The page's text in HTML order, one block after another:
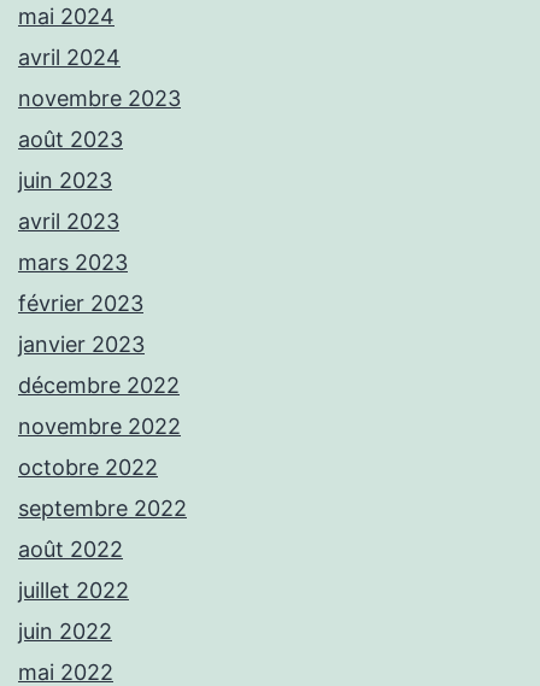
mai 2024
avril 2024
novembre 2023
août 2023
juin 2023
avril 2023
mars 2023
février 2023
janvier 2023
décembre 2022
novembre 2022
octobre 2022
septembre 2022
août 2022
juillet 2022
juin 2022
mai 2022